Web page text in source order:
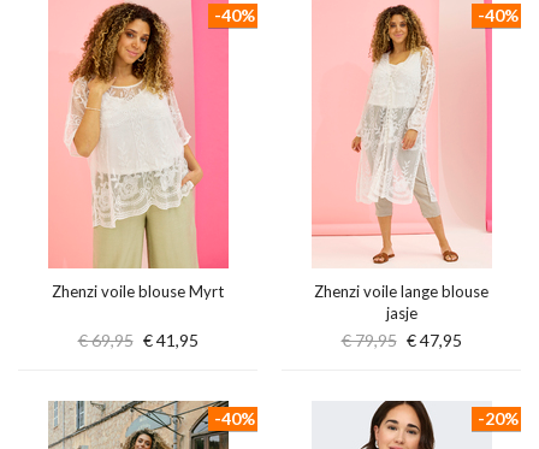
Zhenzi voile blouse Myrt
€ 69,95 € 41,95
-40%
Zhenzi voile lange blouse
jasje
€ 79,95 € 47,95
-40%
-40% -20%